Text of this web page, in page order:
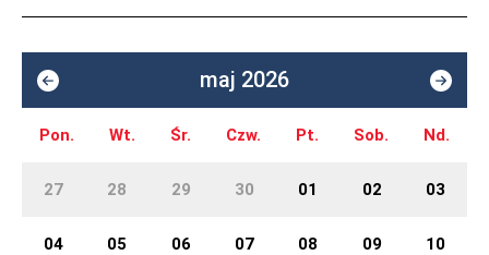
maj 2026
Pon. Wt. Śr. Czw. Pt. Sob. Nd.
27 28 29 30 01 02 03
04 05 06 07 08 09 10